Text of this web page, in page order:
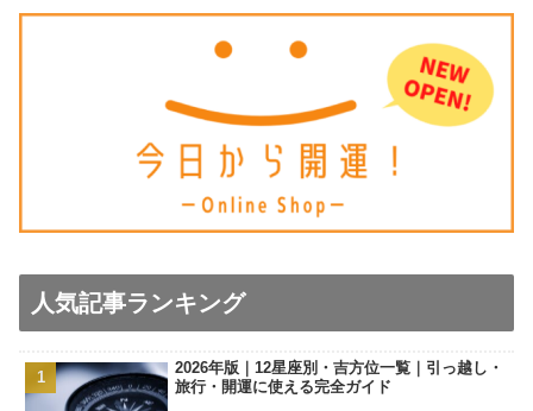
人気記事ランキング
2026年版｜12星座別・吉方位一覧｜引っ越し・
旅行・開運に使える完全ガイド